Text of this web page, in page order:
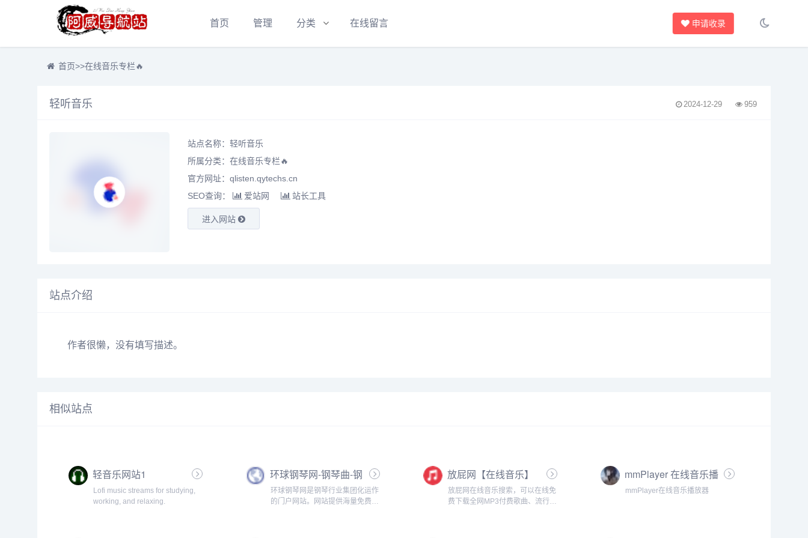
首页 管理 分类 在线留言 申请收录
首页>>在线音乐专栏🔥
轻听音乐 2024-12-29 959
站点名称：轻听音乐
所属分类： 在线音乐专栏🔥
官方网址：qlisten.qytechs.cn
SEO查询：
爱站网 站长工具
进入网站
站点介绍
作者很懒，没有填写描述。
相似站点
轻音乐网站1
Lofi music streams for studying,
working, and relaxing.
环球钢琴网-钢琴曲-钢
琴谱-钢琴入门-钢琴考
级
环球钢琴网是钢琴行业集团化运作
的门户网站。网站提供海量免费钢
放屁网【在线音乐】
放屁网在线音乐搜索，可以在线免
费下载全网MP3付费歌曲、流行音
mmPlayer 在线音乐播
放器
mmPlayer在线音乐播放器